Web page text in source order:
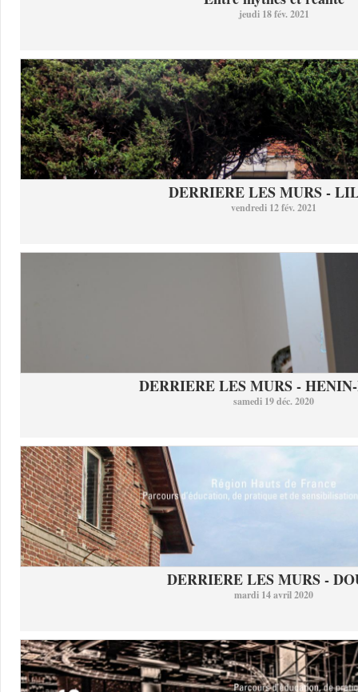
jeudi 18 fév. 2021
DERRIERE LES MURS -
vendredi 12 fév. 2021
DERRIERE LES MURS -
samedi 19 déc. 2020
DERRIERE LES MURS -
mardi 14 avril 2020